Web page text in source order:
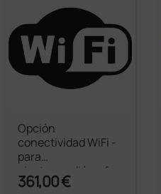
Opción
conectividad WiFi -
para
electrocardiógrafos
Cardioline línea 100
361,00 €